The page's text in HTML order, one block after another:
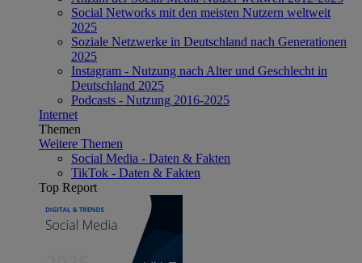
Social Networks mit den meisten Nutzern weltweit
2025
Soziale Netzwerke in Deutschland nach Generationen
2025
Instagram - Nutzung nach Alter und Geschlecht in
Deutschland 2025
Podcasts - Nutzung 2016-2025
Internet
Themen
Weitere Themen
Social Media - Daten & Fakten
TikTok - Daten & Fakten
Top Report